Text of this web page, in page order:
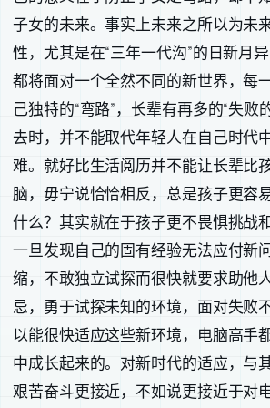
子女的未来。事实上未来之所以为未
性，尤其是在“三年一代沟”的日新月
都将面对一个全然不同的新世界，每
己独特的“弯路”，长辈有再多的“失败
去时，并不能取代年轻人在自己时代
难。就好比生活阅历并不能让长辈比
脑，毋宁说恰恰相反，总是孩子更容
什么？其实就在于孩子更不畏惧挑战
一旦发现自己的固有经验无法应付新
缩，不敢独立试探而很快就要求助他
忌，勇于试探未知的环境，面对失败
以能很快适应这些新环境，电脑高手
中成长起来的。对新时代的适应，与
艰苦奋斗更接近，不如说更接近于对